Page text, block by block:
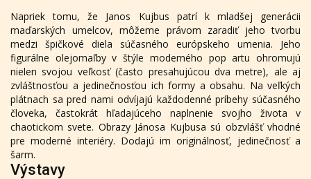
Napriek tomu, že Janos Kujbus patrí k mladšej generácii
maďarských umelcov, môžeme právom zaradiť jeho tvorbu
medzi špičkové diela súčasného európskeho umenia. Jeho
figurálne olejomaľby v štýle moderného pop artu ohromujú
nielen svojou veľkosť (často presahujúcou dva metre), ale aj
zvláštnosťou a jedinečnosťou ich formy a obsahu. Na veľkých
plátnach sa pred nami odvíjajú každodenné príbehy súčasného
človeka, častokrát hľadajúceho naplnenie svojho života v
chaotickom svete. Obrazy Jánosa Kujbusa sú obzvlášť vhodné
pre moderné interiéry. Dodajú im originálnosť, jedinečnosť a
šarm.
Výstavy